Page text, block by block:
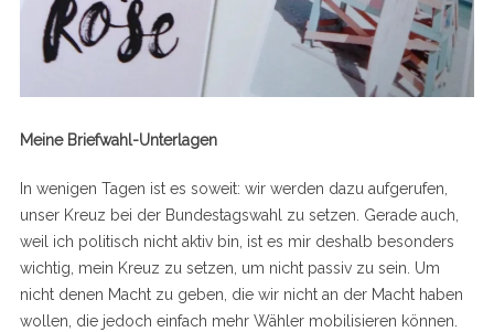
Meine Briefwahl-Unterlagen
In wenigen Tagen ist es soweit: wir werden dazu aufgerufen,
unser Kreuz bei der Bundestagswahl zu setzen. Gerade auch,
weil ich politisch nicht aktiv bin, ist es mir deshalb besonders
wichtig, mein Kreuz zu setzen, um nicht passiv zu sein. Um
nicht denen Macht zu geben, die wir nicht an der Macht haben
wollen, die jedoch einfach mehr Wähler mobilisieren können.